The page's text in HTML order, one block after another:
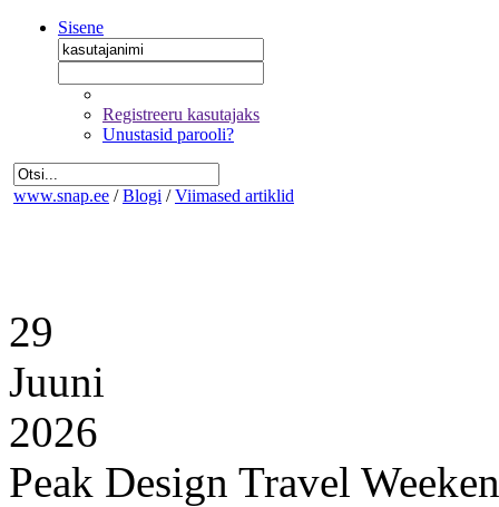
Sisene
Registreeru kasutajaks
Unustasid parooli?
www.snap.ee / Blogi / Viimased artiklid
29
Juuni
2026
Peak Design Travel